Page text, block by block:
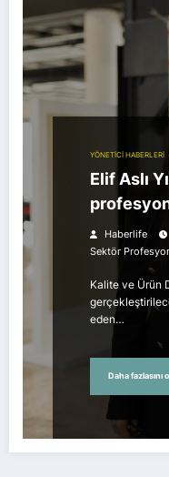
YÖNETİCİ HABERLERİ
Elif Aslı
Haberlife
Sektör
Kalite ve Ürün
eden…
Daha fazlasını